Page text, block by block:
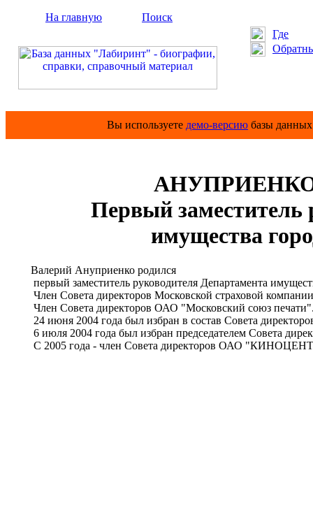
На главную
Поиск
Где
Вы используете демо-версию базы
АНУПРИЕНКО
Первый заместитель
имущества
Валерий Ануприенко родился
первый заместитель руководителя Департамента
Член Совета директоров Московской страховой
Член Совета директоров ОАО "Московский союз
24 июня 2004 года был избран в состав Совета
6 июля 2004 года был избран председателем Совета
С 2005 года - член Совета директоров ОАО